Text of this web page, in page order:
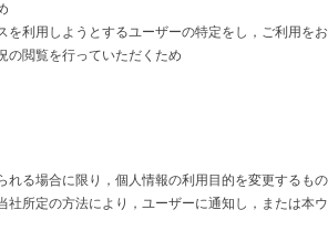
利用しようとするユーザーの特定をし，ご利用を
の閲覧を行っていただくため
る場合に限り，個人情報の利用目的を変更するもの
所定の方法により，ユーザーに通知し，または本